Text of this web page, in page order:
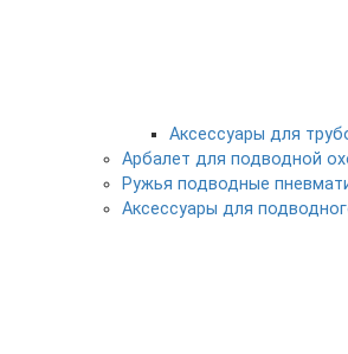
Аксессуары для
Арбалет для подводной
Ружья подводные
Аксессуары для